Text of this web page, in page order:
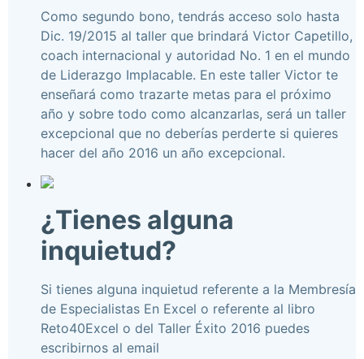
Como segundo bono, tendrás acceso solo hasta
Dic. 19/2015 al taller que brindará Victor Capetillo,
coach internacional y autoridad No. 1 en el mundo
de Liderazgo Implacable. En este taller Victor te
enseñará como trazarte metas para el próximo
año y sobre todo como alcanzarlas, será un taller
excepcional que no deberías perderte si quieres
hacer del año 2016 un año excepcional.
¿Tienes alguna
inquietud?
Si tienes alguna inquietud referente a la Membresía
de Especialistas En Excel o referente al libro
Reto40Excel o del Taller Éxito 2016 puedes
escribirnos al email